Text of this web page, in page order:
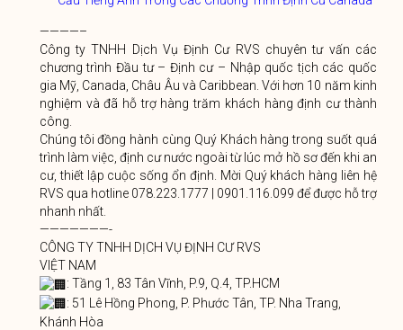
————–
Công ty TNHH Dịch Vụ Định Cư RVS chuyên tư vấn các
chương trình Đầu tư – Định cư – Nhập quốc tịch các quốc
gia Mỹ, Canada, Châu Âu và Caribbean. Với hơn 10 năm kinh
nghiệm và đã hỗ trợ hàng trăm khách hàng định cư thành
công.
Chúng tôi đồng hành cùng Quý Khách hàng trong suốt quá
trình làm việc, định cư nước ngoài từ lúc mở hồ sơ đến khi an
cư, thiết lập cuộc sống ổn định. Mời Quý khách hàng liên hệ
RVS qua hotline 078.223.1777 | 0901.116.099 để được hỗ trợ
nhanh nhất.
———————-
CÔNG TY TNHH DỊCH VỤ ĐỊNH CƯ RVS
VIỆT NAM
: Tầng 1, 83 Tân Vĩnh, P.9, Q.4, TP.HCM
: 51 Lê Hồng Phong, P. Phước Tân, TP. Nha Trang,
Khánh Hòa